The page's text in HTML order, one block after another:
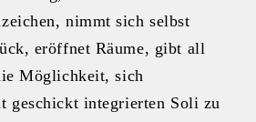
nimmt sich selbst
eröffnet Räume, gibt all
Möglichkeit, sich
geschickt integrierten Soli zu